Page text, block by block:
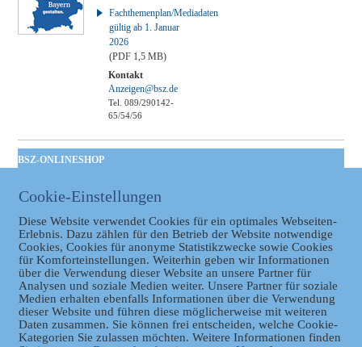
Fachthemenplan/Mediadaten
gültig ab 1. Januar
2026
(PDF 1,5 MB)
Kontakt
Anzeigen@bsz.de
Tel. 089/290142-
65/54/56
BSZ-ONLINESHOP
Taschenbuch
GVBl | Einbanddecke
Datenschutz
Cookie-Einstellungen
Diese Website verwendet Cookies für ein optimales Webseiten-
Erlebnis. Dazu zählen für den Betrieb der Website notwendige
Cookies, Cookies für anonyme Statistikzwecke sowie Cookies
für Komforteinstellungen. Weiterhin geben wir Informationen
über die Verwendung dieser Website an unsere Partner für
Analysen und soziale Medien weiter. Unsere Partner für soziale
Medien erhalten ebenfalls Informationen über die Verwendung
dieser Website und führen diese möglicherweise mit weiteren
Daten zusammen. Sie können frei entscheiden, welche Cookie-
Kategorien Sie zulassen möchten. Weitere Informationen finden